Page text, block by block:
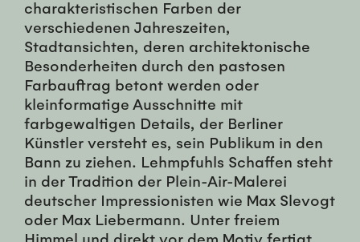
charakteristischen Farben der
verschiedenen Jahreszeiten,
Stadtansichten, deren architektonische
Besonderheiten durch den pastosen
Farbauftrag betont werden oder
kleinformatige Ausschnitte mit
farbgewaltigen Details, der Berliner
Künstler versteht es, sein Publikum in den
Bann zu ziehen. Lehmpfuhls Schaffen steht
in der Tradition der Plein-Air-Malerei
deutscher Impressionisten wie Max Slevogt
oder Max Liebermann. Unter freiem
Himmel und direkt vor dem Motiv fertigt